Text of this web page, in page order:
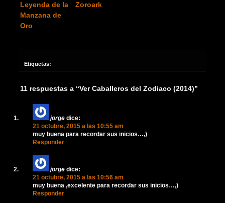
Leyenda de la
Manzana de
Oro
Zoroark
Etiquetas:
11 respuestas a “Ver Caballeros del Zodiaco (2014)”
jorge dice:
21 octubre, 2015 a las 10:55 am
muy buena para recordar sus inicios…,)
Responder
jorge dice:
21 octubre, 2015 a las 10:56 am
muy buena ,excelente para recordar sus inicios…,)
Responder